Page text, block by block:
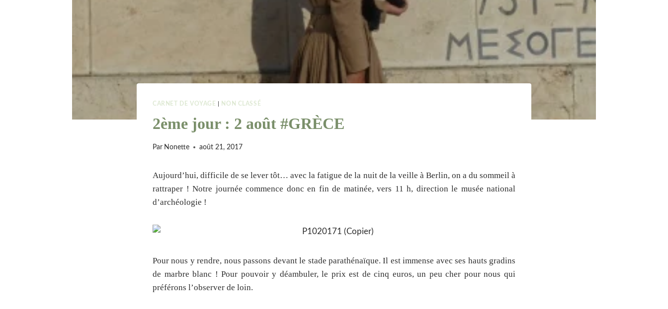
CARNET DE VOYAGE NON CLASSÉ
2ème jour : 2 août #GRÈCE
Par Nonette août 21, 2017
Aujourd’hui, difficile de se lever tôt… avec la fatigue de la nuit de la veille à Berlin, on a du sommeil à
rattraper ! Notre journée commence donc en fin de matinée, vers 11 h, direction le musée national
d’archéologie !
Pour nous y rendre, nous passons devant le stade parathénaïque. Il est immense avec ses hauts gradins
de marbre blanc ! Pour pouvoir y déambuler, le prix est de cinq euros, un peu cher pour nous qui
préférons l’observer de loin.